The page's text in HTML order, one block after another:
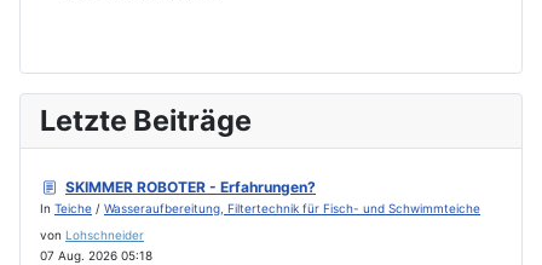
Letzte Beiträge
SKIMMER ROBOTER - Erfahrungen?
In Teiche / Wasseraufbereitung, Filtertechnik für Fisch- und Schwimmteiche
von Lohschneider
07 Aug. 2026 05:18